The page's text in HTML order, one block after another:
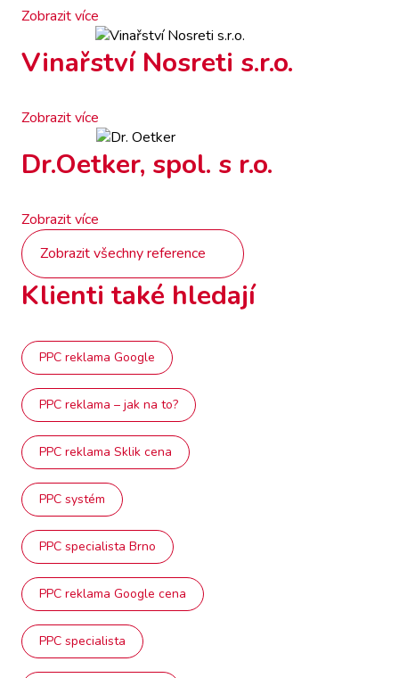
Zobrazit více
Vinařství Nosreti s.r.o.
Zobrazit více
Dr.Oetker, spol. s r.o.
Zobrazit více
Zobrazit všechny reference
Klienti také hledají
PPC reklama Google
PPC reklama – jak na to?
PPC reklama Sklik cena
PPC systém
PPC specialista Brno
PPC reklama Google cena
PPC specialista